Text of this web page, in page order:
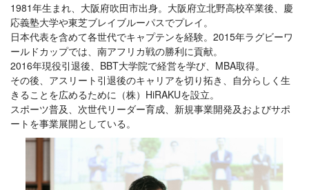
1981年生まれ、大阪府吹田市出身。大阪府立北野高校卒業後、慶
応義塾大学や東芝ブレイブルーパスでプレイ。
日本代表を含めて各世代でキャプテンを経験。2015年ラグビーワ
ールドカップでは、南アフリカ戦の勝利に貢献。
2016年現役引退後、BBT大学院で経営を学び、MBA取得。
その後、アスリート引退後のキャリアを切り拓き、自分らしく生
きることを広めるために（株）HiRAKUを設立。
スポーツ普及、次世代リーダー育成、新規事業開発及およびサポ
ートを事業展開としている。